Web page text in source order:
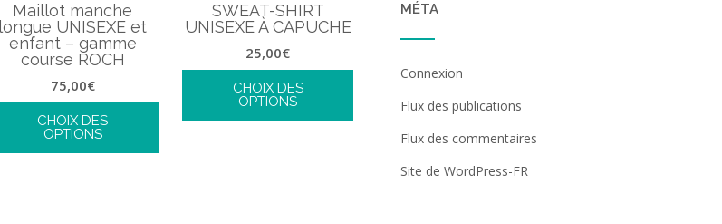
Maillot manche
longue UNISEXE et
enfant – gamme
course ROCH
75,00€
CHOIX DES
OPTIONS
SWEAT-SHIRT
UNISEXE À CAPUCHE
25,00€
CHOIX DES
OPTIONS
MÉTA
Connexion
Flux des publications
Flux des commentaires
Site de WordPress-FR